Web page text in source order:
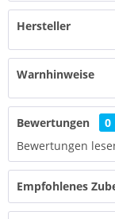
Hersteller
Warnhinweise
Bewertungen
0
Bewertungen
Empfohlenes